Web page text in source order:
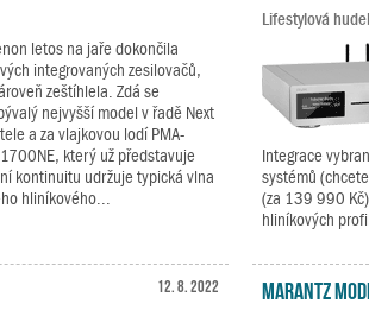
letos na jaře dokončila
integrovaných zesilovačů,
zeštíhlela. Zdá se
nejvyšší model v řadě Next
a za vlajkovou lodí PMA-
který už představuje
kontinuitu udržuje typická vlna
hliníkového...
Lifestylová
Integrace
systémů
(za 139 990
hliníkových
12. 8. 2022 Marantz